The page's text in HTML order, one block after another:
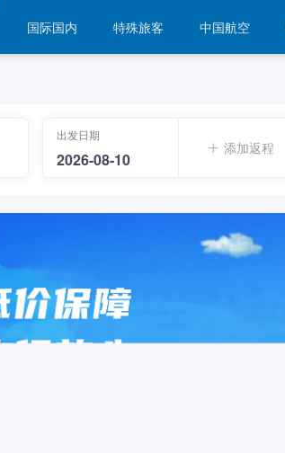
国际国内 特殊旅客 中国航空
出发日期
添加返程